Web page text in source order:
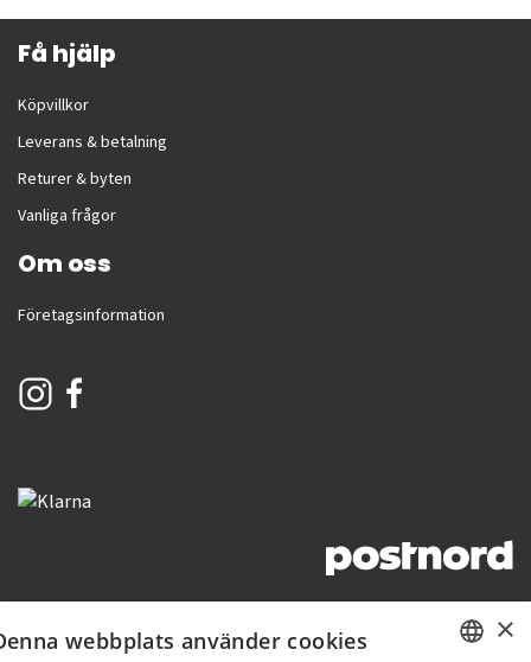
Få hjälp
Köpvillkor
Leverans & betalning
Returer & byten
Vanliga frågor
Om oss
Företagsinformation
×
webbplats använder cookies